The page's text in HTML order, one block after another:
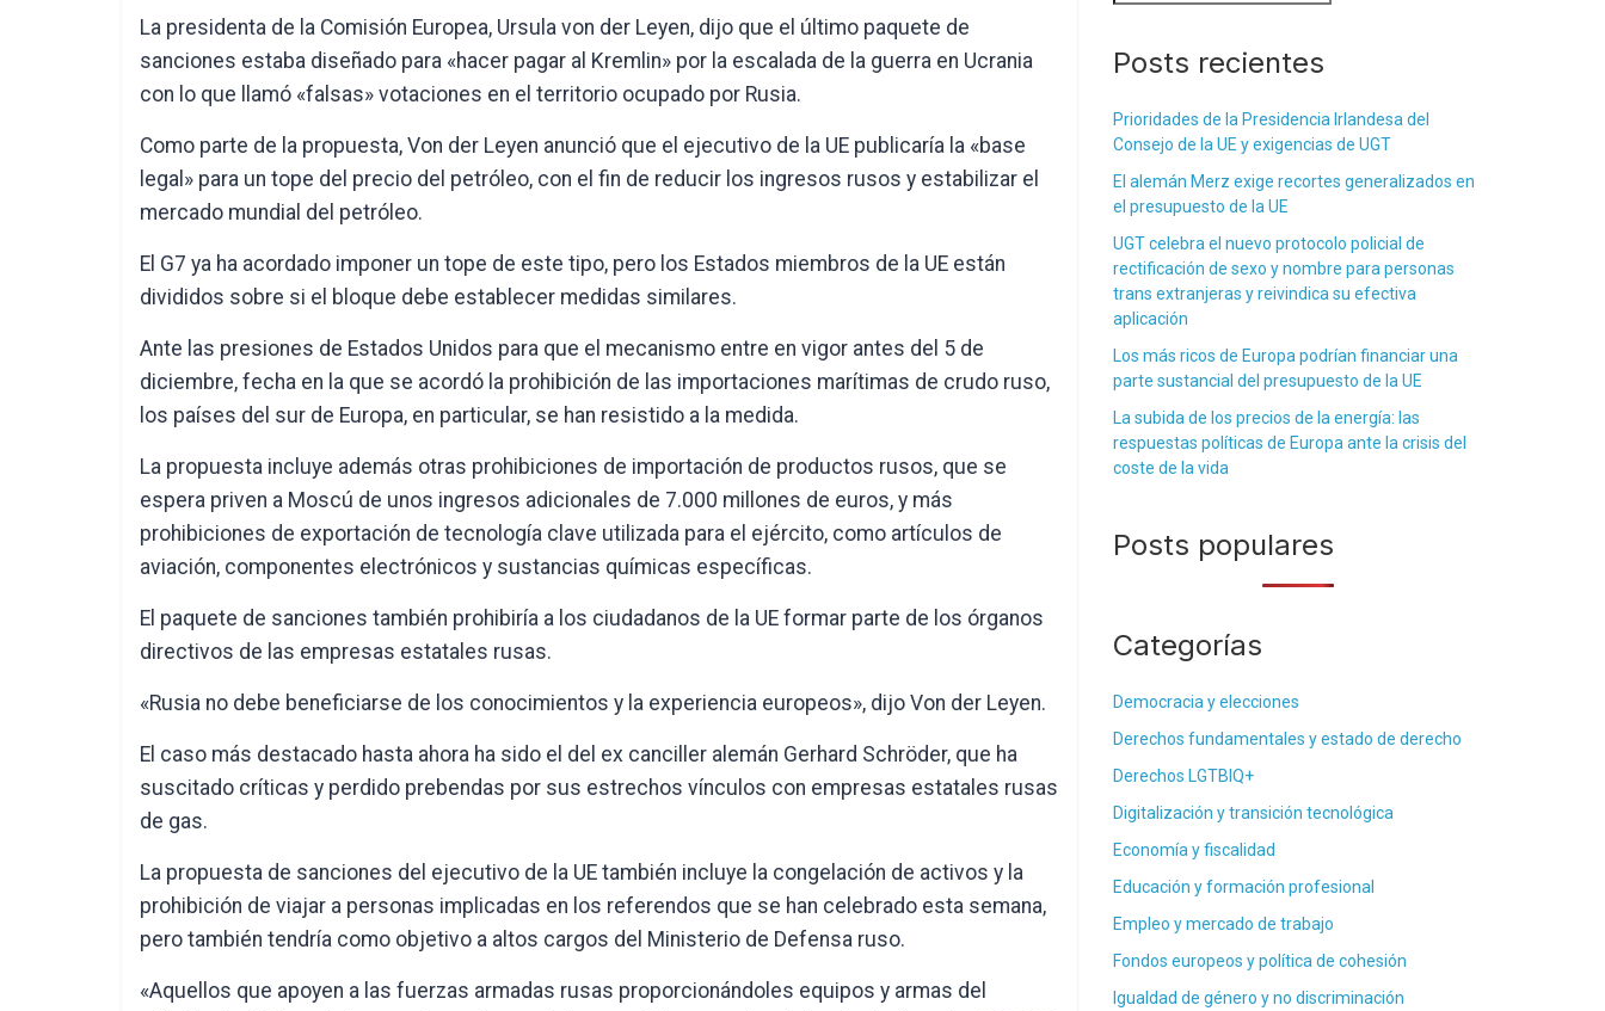
La presidenta de la Comisión Europea, Ursula von der Leyen, dijo que el último paquete de
sanciones estaba diseñado para «hacer pagar al Kremlin» por la escalada de la guerra en Ucrania
con lo que llamó «falsas» votaciones en el territorio ocupado por Rusia.
Como parte de la propuesta, Von der Leyen anunció que el ejecutivo de la UE publicaría la «base
legal» para un tope del precio del petróleo, con el fin de reducir los ingresos rusos y estabilizar el
mercado mundial del petróleo.
El G7 ya ha acordado imponer un tope de este tipo, pero los Estados miembros de la UE están
divididos sobre si el bloque debe establecer medidas similares.
Ante las presiones de Estados Unidos para que el mecanismo entre en vigor antes del 5 de
diciembre, fecha en la que se acordó la prohibición de las importaciones marítimas de crudo ruso,
los países del sur de Europa, en particular, se han resistido a la medida.
La propuesta incluye además otras prohibiciones de importación de productos rusos, que se
espera priven a Moscú de unos ingresos adicionales de 7.000 millones de euros, y más
prohibiciones de exportación de tecnología clave utilizada para el ejército, como artículos de
aviación, componentes electrónicos y sustancias químicas específicas.
El paquete de sanciones también prohibiría a los ciudadanos de la UE formar parte de los órganos
directivos de las empresas estatales rusas.
«Rusia no debe beneficiarse de los conocimientos y la experiencia europeos», dijo Von der Leyen.
El caso más destacado hasta ahora ha sido el del ex canciller alemán Gerhard Schröder, que ha
suscitado críticas y perdido prebendas por sus estrechos vínculos con empresas estatales rusas
de gas.
La propuesta de sanciones del ejecutivo de la UE también incluye la congelación de activos y la
prohibición de viajar a personas implicadas en los referendos que se han celebrado esta semana,
pero también tendría como objetivo a altos cargos del Ministerio de Defensa ruso.
«Aquellos que apoyen a las fuerzas armadas rusas proporcionándoles equipos y armas del
Posts recientes
Prioridades de la Presidencia Irlandesa del
Consejo de la UE y exigencias de UGT
El alemán Merz exige recortes generalizados en
el presupuesto de la UE
UGT celebra el nuevo protocolo policial de
rectificación de sexo y nombre para personas
trans extranjeras y reivindica su efectiva
aplicación
Los más ricos de Europa podrían financiar una
parte sustancial del presupuesto de la UE
La subida de los precios de la energía: las
respuestas políticas de Europa ante la crisis del
coste de la vida
Posts populares
Categorías
Democracia y elecciones
Derechos fundamentales y estado de derecho
Derechos LGTBIQ+
Digitalización y transición tecnológica
Economía y fiscalidad
Educación y formación profesional
Empleo y mercado de trabajo
Fondos europeos y política de cohesión
Igualdad de género y no discriminación